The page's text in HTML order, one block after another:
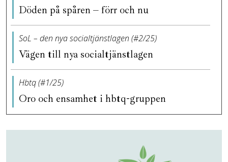
Döden på spåren – förr och nu
SoL – den nya socialtjänstlagen (#2/25)
Vägen till nya socialtjänstlagen
Hbtq (#1/25)
Oro och ensamhet i hbtq-gruppen